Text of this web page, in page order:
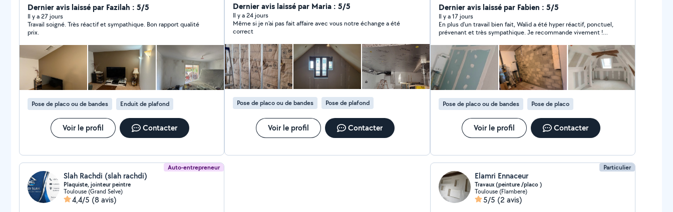
rénovation intérieure et extérieure. Peinture intérieure
(murs, plafonds, boiseries) Peinture extérieure
Ravalement et façade Enduit / crépi façade Pose de
carrelage Rénovation et remise en état Travail propre,
finitions soignées et devis rapide. Je reste disponible
pour répondre à vos demandes et me déplacer afin
d'établir un devis gratuit Toulouse, la Rochelle et
alentours SDE Carrelage
Dernier avis laissé par Fazilah : 5/5
Il y a 27 jours
Travail soigné. Très réactif et sympathique. Bon rapport qualité
prix.
Pose de placo ou de bandes Enduit de plafond
Voir le profil Contacter
Dernier avis laissé par Maria : 5/5
Il y a 24 jours
Même si je n’ai pas fait affaire avec vous notre échange a été
correct
Pose de placo ou de bandes Pose de plafond
Voir le profil Contacter
plomberie Dépannage plomberie Débouchage Placo
Ratissage Peinture Pose de parquet flottant Montage
de meubles Pose d'équipements Petites réparations et
bricolage divers Je travaille proprement, je suis
ponctuel et j'aime le travail bien fait. N'hésitez pas à
me contacter, je réponds rapidement Secteur
Toulouse et alentours.
Dernier avis laissé par Fabien : 5/5
Il y a 17 jours
En plus d'un travail bien fait, Walid a été hyper réactif, ponctuel,
prévenant et très sympathique. Je recommande vivement !
futurs projets.
Pose de placo ou de bandes Pose de placo
Voir le profil Contacter
Auto-entrepreneur
Slah Rachdi (slah rachdi)
Plaquiste, jointeur peintre
Toulouse (Grand Selve)
4,4/5 (8 avis)
Particulier
Elamri Ennaceur
Travaux (peinture /placo )
Toulouse (Flambere)
5/5 (2 avis)